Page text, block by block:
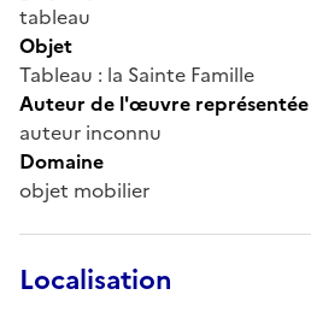
tableau
Objet
Tableau : la Sainte Famille
Auteur de l'œuvre représentée
auteur inconnu
Domaine
objet mobilier
Localisation